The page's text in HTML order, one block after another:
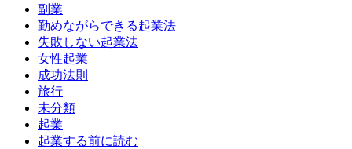
副業
勤めながらできる起業法
失敗しない起業法
女性起業
成功法則
旅行
未分類
起業
起業する前に読む